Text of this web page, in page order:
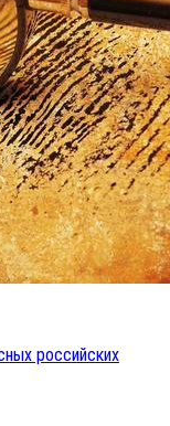
российских